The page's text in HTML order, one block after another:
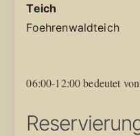
Teich
Foehrenwaldteich
06:00-12:00 bedeutet